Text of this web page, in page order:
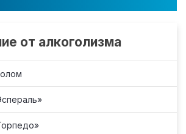
от алкоголизма